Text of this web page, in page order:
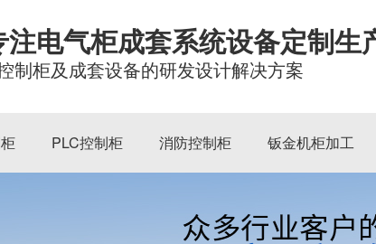
注电气柜成套系统设备定制生
制柜及成套设备的研发设计解决方案
PLC控制柜 消防控制柜 钣金机柜加工